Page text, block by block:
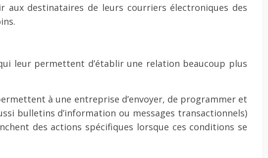
destinataires de leurs courriers électroniques des
leur permettent d’établir une relation beaucoup plus
à une entreprise d’envoyer, de programmer et
bulletins d’information ou messages transactionnels)
des actions spécifiques lorsque ces conditions se